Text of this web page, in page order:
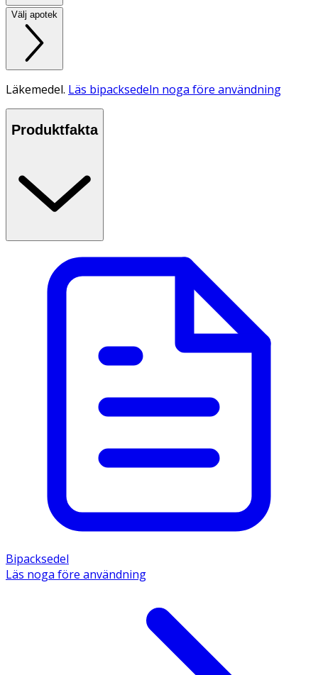
Välj apotek
Läkemedel. Läs bipacksedeln noga före användning
Produktfakta
Bipacksedel
Läs noga före användning